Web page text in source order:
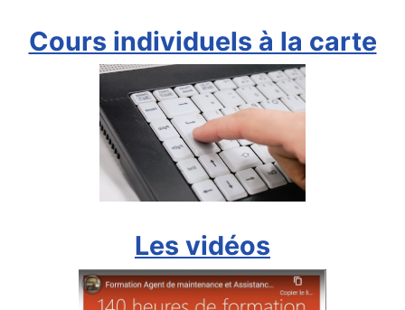
Cours individuels à la carte
Les vidéos